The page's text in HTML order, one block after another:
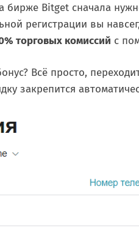
Bitget сначала
регистрации вы
торговых комиссий с
Всё просто,
закрепится